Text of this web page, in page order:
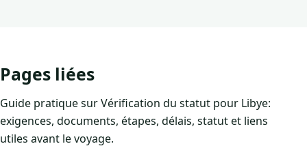
Pages liées
Guide pratique sur Vérification du statut pour Libye:
exigences, documents, étapes, délais, statut et liens
utiles avant le voyage.